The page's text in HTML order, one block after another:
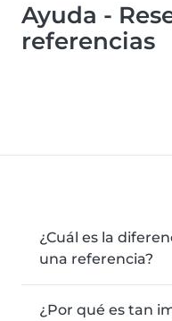
Ayuda -
referencias
¿Cuál es la
una referencia?
¿Por qué es tan